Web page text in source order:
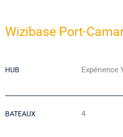
Wizibase Port-
HUB Expérience
BATEAUX 4